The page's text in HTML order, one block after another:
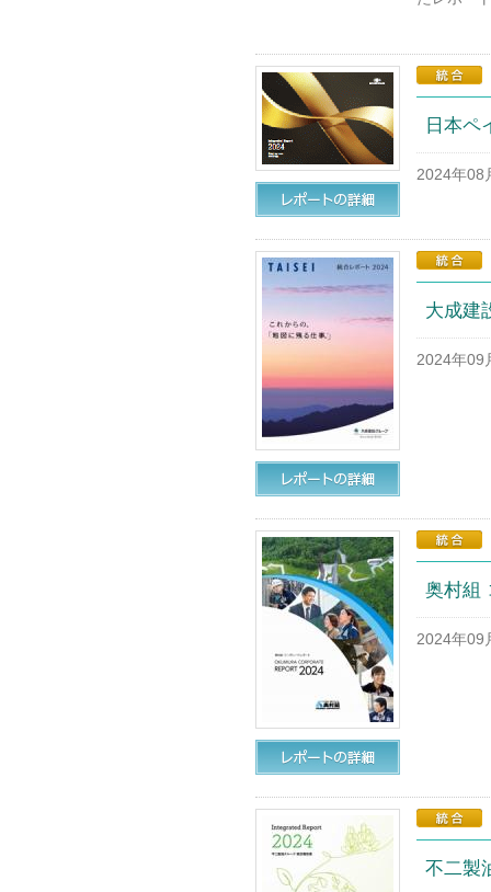
日本ペ
2024年08
大成建
2024年09
奥村組
2024年09
不二製